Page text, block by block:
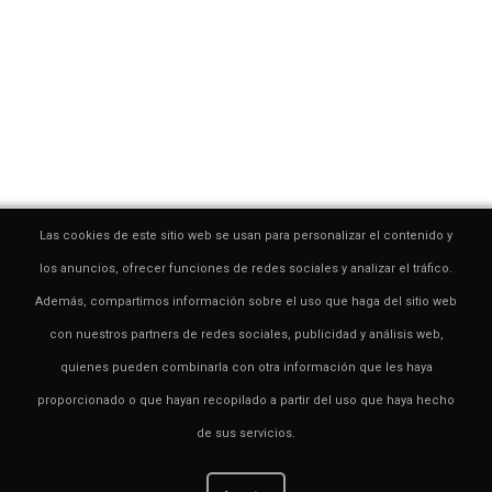
Las cookies de este sitio web se usan para personalizar el contenido y
los anuncios, ofrecer funciones de redes sociales y analizar el tráfico.
Además, compartimos información sobre el uso que haga del sitio web
con nuestros partners de redes sociales, publicidad y análisis web,
quienes pueden combinarla con otra información que les haya
proporcionado o que hayan recopilado a partir del uso que haya hecho
de sus servicios.